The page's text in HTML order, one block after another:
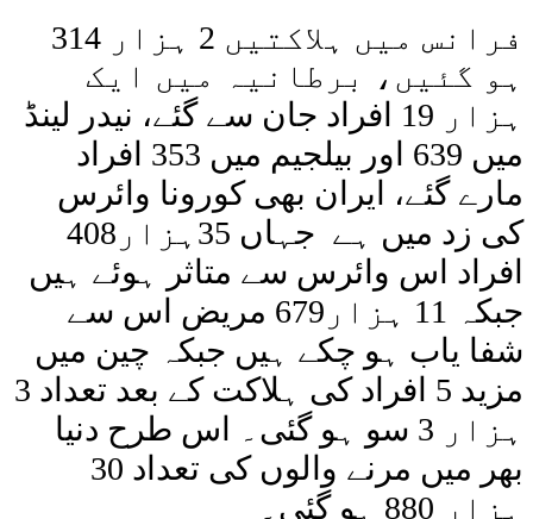
فرانس میں ہلاکتیں 2 ہزار 314
ہو گئیں، برطانیہ میں ایک
ہزار 19 افراد جان سے گئے، نیدر لینڈ
میں 639 اور بیلجیم میں 353 افراد
مارے گئے، ایران بھی کورونا وائرس
کی زد میں ہے جہاں 35ہزار408
افراد اس وائرس سے متاثر ہوئے ہیں
جبکہ 11 ہزار679 مریض اس سے
شفا یاب ہو چکے ہیں جبکہ چین میں
مزید 5 افراد کی ہلاکت کے بعد تعداد 3
ہزار 3 سو ہو گئی۔ اس طرح دنیا
بھر میں مرنے والوں کی تعداد 30
ہزار 880 ہو گئی۔